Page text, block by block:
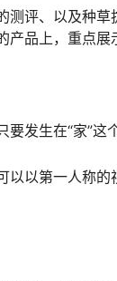
测评、以及种
品上，重点展
发生在“家”这
以以第一人称